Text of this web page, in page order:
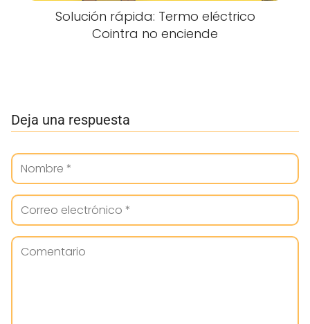
Solución rápida: Termo eléctrico
Cointra no enciende
Deja una respuesta